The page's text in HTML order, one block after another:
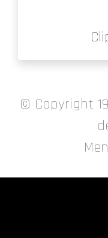
© Copyright